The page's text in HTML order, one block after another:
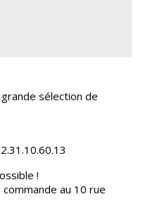
sélection de
!
au 10 rue